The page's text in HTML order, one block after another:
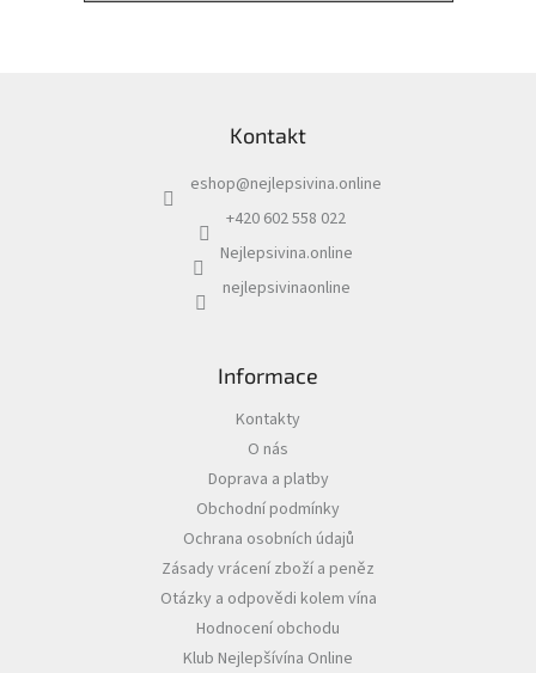
Kontakt
eshop@nejlepsivina.online
+420 602 558 022
Nejlepsivina.online
nejlepsivinaonline
Informace
Kontakty
O nás
Doprava a platby
Obchodní podmínky
Ochrana osobních údajů
Zásady vrácení zboží a peněz
Otázky a odpovědi kolem vína
Hodnocení obchodu
Klub Nejlepšívína Online